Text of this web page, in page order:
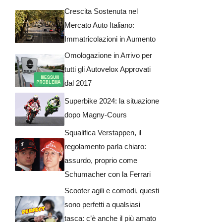
Crescita Sostenuta nel
Mercato Auto Italiano:
Immatricolazioni in Aumento
Omologazione in Arrivo per
tutti gli Autovelox Approvati
dal 2017
Superbike 2024: la situazione
dopo Magny-Cours
Squalifica Verstappen, il
regolamento parla chiaro:
assurdo, proprio come
Schumacher con la Ferrari
Scooter agili e comodi, questi
sono perfetti a qualsiasi
tasca: c’è anche il più amato